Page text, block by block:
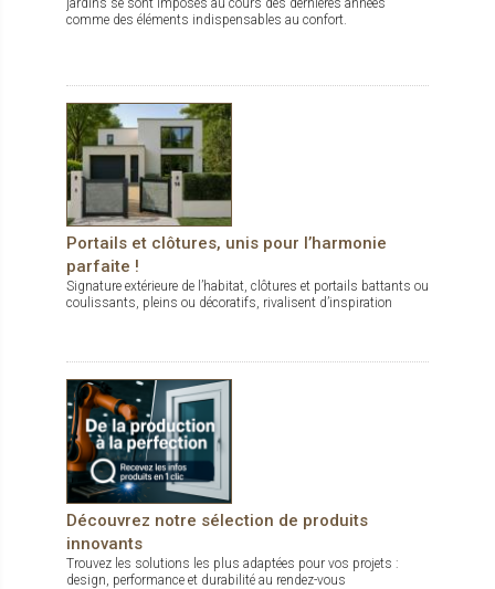
comme des éléments indispensables au confort.
Portails et clôtures, unis pour l’harmonie
parfaite !
Signature extérieure de l’habitat, clôtures et portails battants ou
coulissants, pleins ou décoratifs, rivalisent d’inspiration
Découvrez notre sélection de produits
innovants
Trouvez les solutions les plus adaptées pour vos projets :
design, performance et durabilité au rendez-vous